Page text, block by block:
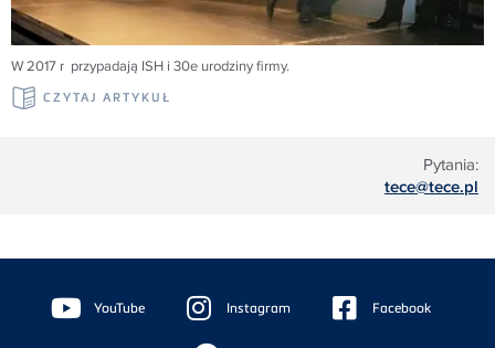
Pytania:
tece@tece.pl
W 2017 r przypadają ISH i 30e urodziny firmy.
CZYTAJ ARTYKUŁ
Floating
Sidebar YouTube Instagram Facebook